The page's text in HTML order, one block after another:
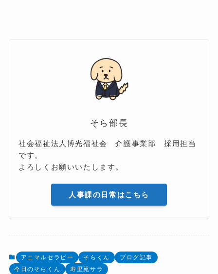
そら部長
社会福祉法人博光福祉会 介護事業部 採用担当
です。
よろしくお願いいたします。
人事課の日常はこちら
アニマルセラピー そらくん
ブログ記事
今日のそらくん
寿里苑サラ